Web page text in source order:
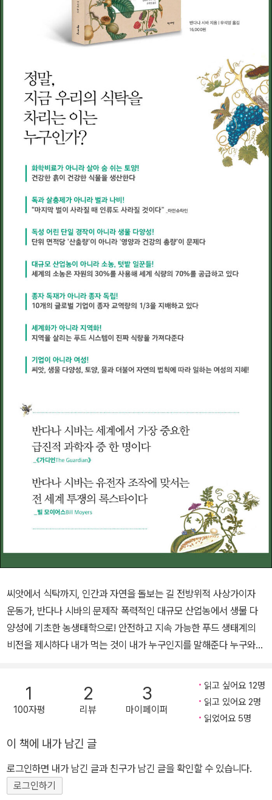
씨앗에서 식탁까지, 인간과 자연을 돌보는 길 전방위적 사상가이자
운동가, 반다나 시바의 문제작 폭력적인 대규모 산업농에서 생물 다
양성에 기초한 농생태학으로! 안전하고 지속 가능한 푸드 생태계의
비전을 제시하다 내가 먹는 것이 내가 누구인지를 말해준다 누구와
17년 여름의 살충제 계란 파동에서 다시 확인했듯, 공기와도 같은 우
리의 삼시세끼가 안전하지 않다. 농수산물 안전성 조사를 확대하겠다
영한 것일 테다. 그런데 지금 우리가 직면한 ‘먹는다는 것’의 문제는
유해물질 규제 같은 안전 관리의 문제를 넘어선다. 그것은 음식과 이
세계를 대하는 패러다임의 문제이자, 일상생활에서 거시적인 권력관
1
100자평
2
리뷰
3
마이페이퍼
읽고 싶어요 12명
읽고 있어요 2명
읽었어요 5명
이 책에 내가 남긴 글
로그인하면 내가 남긴 글과 친구가 남긴 글을 확인할 수 있습니다.
로그인하기